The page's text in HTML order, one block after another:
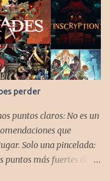
perder
puntos claros: No es un
que
Solo una pincelada:
más fuertes de